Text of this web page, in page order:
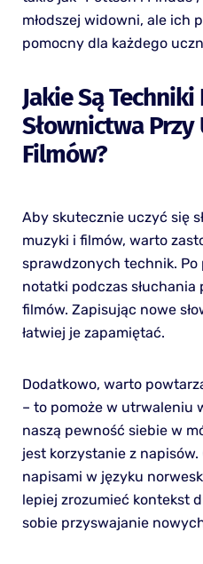
młodszej widowni, ale ich
pomocny dla każdego
Jakie Są
Słownictwa
Filmów?
Aby skutecznie uczyć się
muzyki i filmów, warto
sprawdzonych technik.
notatki podczas
filmów. Zapisując nowe
łatwiej je zapamiętać.
Dodatkowo, warto
– to pomoże w utrwaleniu
naszą pewność siebie w
jest korzystanie z
napisami w języku
lepiej zrozumieć kontekst
sobie przyswajanie nowych